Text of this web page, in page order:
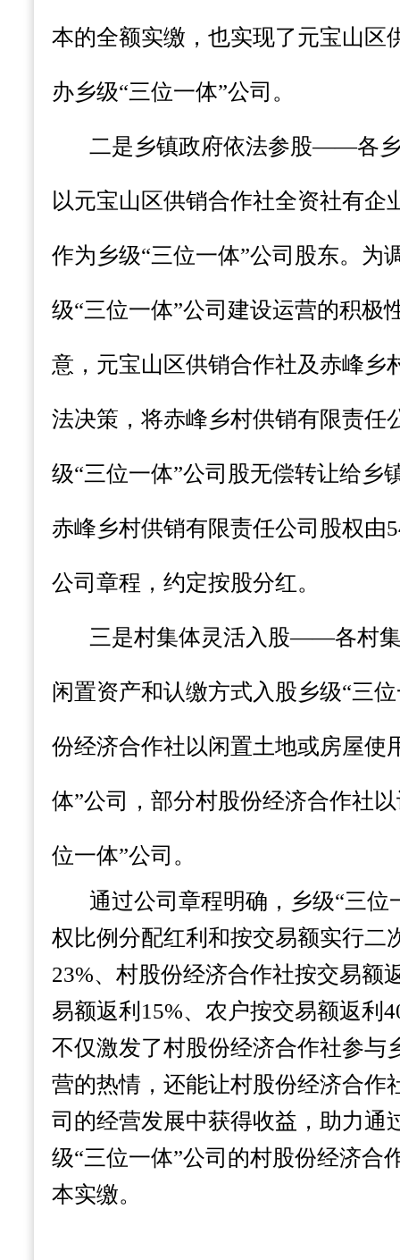
本的全额实缴，也实现了元宝山区
办乡级“三位一体”公司。
二是乡镇政府依法参股——各
以元宝山区供销合作社全资社有企
作为乡级“三位一体”公司股东。 为
级“三位一体”公司建设运营的积极
意，元宝山区供销合作社及赤峰乡
法决策，将赤峰乡村供销有限责任
级“三位一体”公司股无偿转让给乡
赤峰乡村供销有限责任公司股权由
公司章程，约定按股分红。
三是村集体灵活入股——各村
闲置资产和认缴方式入股乡级“三
份经济合作社以闲置土地或房屋使
体”公司，部分村股份经济合作社
位一体”公司。
通过公司章程明确，乡级“三位
权比例分配红利和按交易额实行二
23%、村股份经济合作社按交易额
易额返利15%、农户按交易额返利
不仅激发了村股份经济合作社参与
营的热情，还能让村股份经济合作
司的经营发展中获得收益，助力通
级“三位一体”公司的村股份经济合
本实缴。